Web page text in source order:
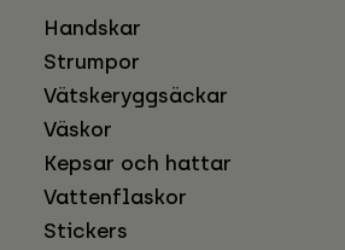
Handskar
Strumpor
Vätskeryggsäckar
Väskor
Kepsar och hattar
Vattenflaskor
Stickers